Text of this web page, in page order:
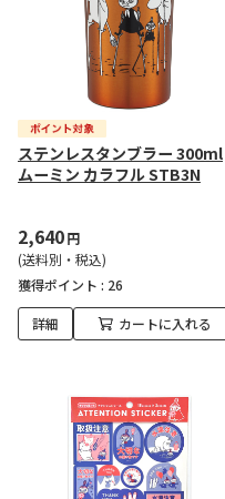
ステンレスタンブラー 300ml
ムーミン カラフル STB3N
2,640円
(送料別・税込)
獲得ポイント : 26
詳細 カートに入れる